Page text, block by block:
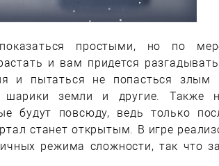
простыми, но по
и вам придется
и пытаться не попасться злым
шарики земли и другие. Также
будут повсюду, ведь только
станет открытым. В игре
режима сложности, так что